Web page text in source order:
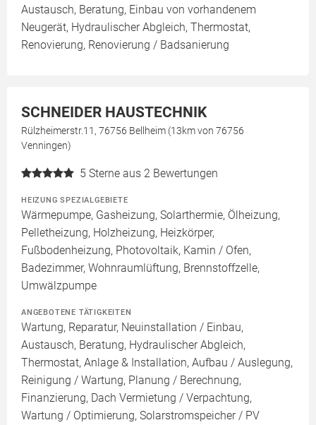
Austausch, Beratung, Einbau von vorhandenem
Neugerät, Hydraulischer Abgleich, Thermostat,
Renovierung, Renovierung / Badsanierung
SCHNEIDER HAUSTECHNIK
Rülzheimerstr.11, 76756 Bellheim (13km von 76756
Venningen)
5 Sterne aus 2 Bewertungen
HEIZUNG SPEZIALGEBIETE
Wärmepumpe, Gasheizung, Solarthermie, Ölheizung,
Pelletheizung, Holzheizung, Heizkörper,
Fußbodenheizung, Photovoltaik, Kamin / Ofen,
Badezimmer, Wohnraumlüftung, Brennstoffzelle,
Umwälzpumpe
ANGEBOTENE TÄTIGKEITEN
Wartung, Reparatur, Neuinstallation / Einbau,
Austausch, Beratung, Hydraulischer Abgleich,
Thermostat, Anlage & Installation, Aufbau / Auslegung,
Reinigung / Wartung, Planung / Berechnung,
Finanzierung, Dach Vermietung / Verpachtung,
Wartung / Optimierung, Solarstromspeicher / PV